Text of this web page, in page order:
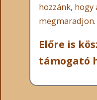
hozzánk, hogy
megmaradjon.
Előre is
támogató